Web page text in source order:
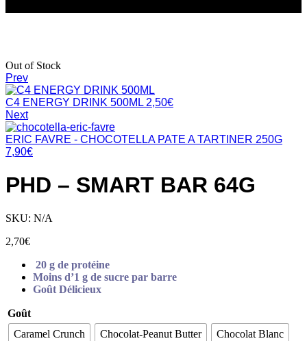
Out of Stock
Prev
C4 ENERGY DRINK 500ML 2,50€
Next
ERIC FAVRE - CHOCOTELLA PATE A TARTINER 250G
7,90€
PHD – SMART BAR 64G
SKU: N/A
2,70€
20 g de protéine
Moins d’1 g de sucre par barre
Goût Délicieux
Goût
Caramel Crunch
Chocolat-Peanut Butter Chocolat Blanc